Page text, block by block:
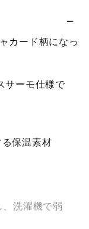
カード柄になっ
サーモ仕様で
保温素材
洗濯機で弱